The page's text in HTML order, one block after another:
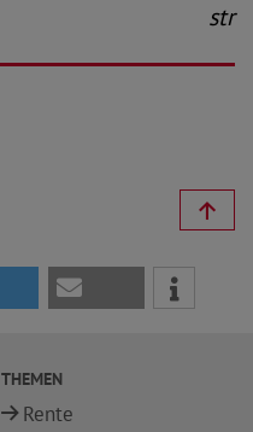
str
THEMEN
Rente